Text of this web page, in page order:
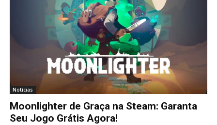
Notícias
Moonlighter de Graça na Steam: Garanta
Seu Jogo Grátis Agora!